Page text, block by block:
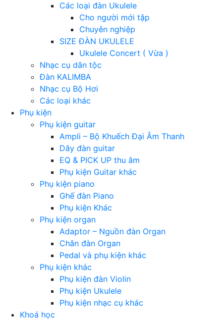
Các loại đàn Ukulele
Cho người mới tập
Chuyên nghiệp
SIZE ĐÀN UKULELE
Ukulele Concert ( Vừa )
Nhạc cụ dân tộc
Đàn KALIMBA
Nhạc cụ Bộ Hơi
Các loại khác
Phụ kiện
Phụ kiện guitar
Ampli – Bộ Khuếch Đại Âm Thanh
Dây đàn guitar
EQ & PICK UP thu âm
Phụ kiện Guitar khác
Phụ kiện piano
Ghế đàn Piano
Phụ kiện Khác
Phụ kiện organ
Adaptor – Nguồn đàn Organ
Chân đàn Organ
Pedal và phụ kiện khác
Phụ kiện khác
Phụ kiện đàn Violin
Phụ kiện Ukulele
Phụ kiện nhạc cụ khác
Khoá học